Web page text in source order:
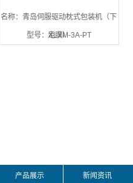
名称：青岛伺服驱动枕式包装机（下
走膜）
型号：XLXM-3A-PT
产品展示 新闻资讯